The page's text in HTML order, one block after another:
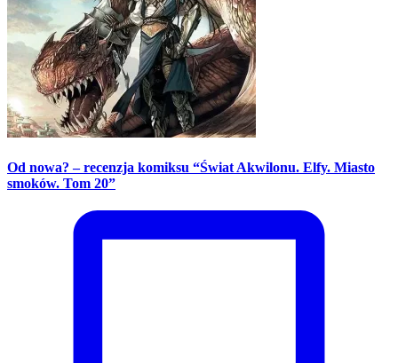
Od nowa? – recenzja komiksu “Świat Akwilonu. Elfy. Miasto
smoków. Tom 20”